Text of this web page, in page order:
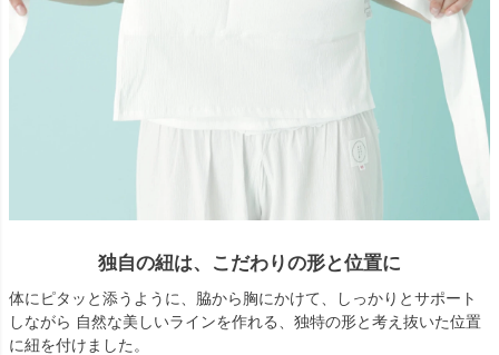
独自の紐は、こだわりの形と位置に
体にピタッと添うように、脇から胸にかけて、しっかりとサポート
しながら 自然な美しいラインを作れる、独特の形と考え抜いた位置
に紐を付けました。